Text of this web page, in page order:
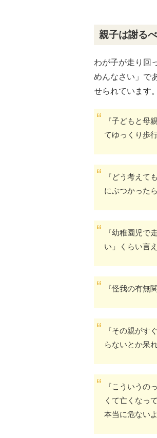
親子は謝る
わが子が走り回
めんなさい」で
せられています。
『子どもと母
てゆっくり歩
『どう考えて
にぶつかった
『幼稚園児で
い」くらい言
『怪我の有無
『その親がす
らないとか呆れ
『こういうの
くて亡くなっ
本当に危ないよ